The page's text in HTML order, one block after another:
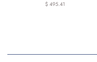
Precio
$ 495.41